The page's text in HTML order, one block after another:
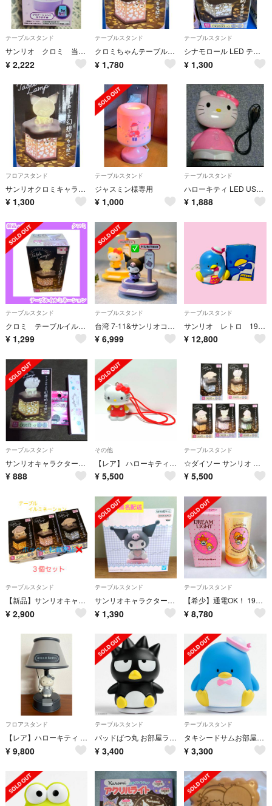
テーブルスタンド
サンリオ クロミ 当たりくじ 当りくじ ルームライト
¥ 2,222
テーブルスタンド
クロミちゃんテーブルランプ
¥ 1,780
テーブルスタンド
シナモロール LED テーブルランプ
¥ 1,300
フロアスタンド
サンリオクロミキャラクター テーブルランプ
¥ 1,300
テーブルスタンド
ジャスミン様専用
¥ 1,000
テーブルスタンド
ハローキティ LED USBライト （ピンク）
¥ 1,888
テーブルスタンド
クロミ テーブルイルミネーション 幻想的ライト ランプ 灯り 間接照明 サンリオ
¥ 1,299
テーブルスタンド
台湾 7-11&サンリオコラボ クロミ テーブルライト スマホスタンド
¥ 6,999
テーブルスタンド
サンリオ レトロ 1984年製 タキシードサム ルームライト
¥ 12,800
テーブルスタンド
サンリオキャラクター LED テーブルイルミネーション テーブルランプ キティ
¥ 888
その他
【レア】 ハローキティ 手回しライト/携帯充電器
¥ 5,500
テーブルスタンド
☆ダイソー サンリオ テーブルイルミネーション☆
¥ 5,500
テーブルスタンド
【新品】サンリオキャラクター テーブルイルミネーション ３個セット
¥ 2,900
テーブルスタンド
サンリオキャラクターズ ルームライト クロミ
¥ 1,390
テーブルスタンド
【希少】通電OK！ 1976 当時物 キキララ ドリームライト
¥ 8,780
フロアスタンド
【レア】ハローキティ アクションインテリアランプ
¥ 9,800
テーブルスタンド
バッドばつ丸 お部屋ライト LEDルームライト
¥ 3,400
テーブルスタンド
タキシードサムお部屋ライト LEDルームライト
¥ 3,300